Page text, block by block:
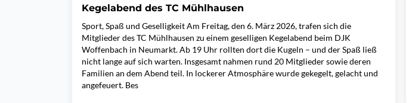
Kegelabend des TC Mühlhausen
Sport, Spaß und Geselligkeit Am Freitag, den 6. März 2026, trafen sich die
Mitglieder des TC Mühlhausen zu einem geselligen Kegelabend beim DJK
Woffenbach in Neumarkt. Ab 19 Uhr rollten dort die Kugeln – und der Spaß ließ
nicht lange auf sich warten. Insgesamt nahmen rund 20 Mitglieder sowie deren
Familien an dem Abend teil. In lockerer Atmosphäre wurde gekegelt, gelacht und
angefeuert. Bes